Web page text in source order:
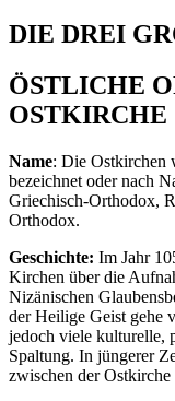
DIE DREI
ÖSTLICHE
OSTKIRCHE
Name: Die Ostkirchen
bezeichnet oder nach
Griechisch-Orthodox,
Orthodox.
Geschichte: Im Jahr
Kirchen über die
Nizänischen
der Heilige Geist gehe
jedoch viele kulturelle,
Spaltung. In jüngerer
zwischen der